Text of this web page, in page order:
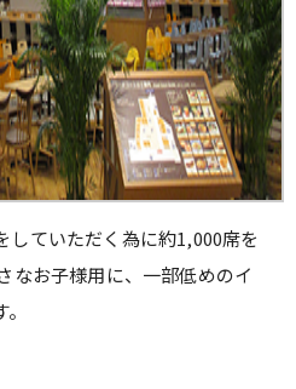
していただく為に約1,000席を
なお子様用に、一部低めのイ